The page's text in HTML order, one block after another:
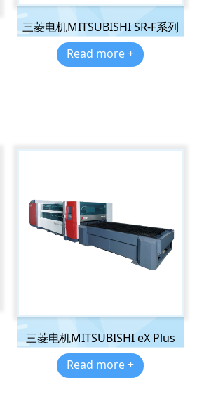
三菱电机MITSUBISHI SR-F系列
Read more +
三菱电机MITSUBISHI eX Plus
Read more +